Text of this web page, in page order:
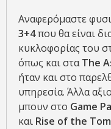
Αναφερόμαστε
3+4που θα είναι
κυκλοφορίας του
όπως και σταThe
ήταν και στο
υπηρεσία. Άλλα
μπουν στο Game
και Rise of the